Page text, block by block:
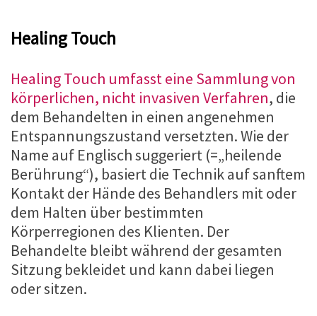
Healing Touch
Healing Touch umfasst eine Sammlung von
körperlichen, nicht invasiven Verfahren, die
dem Behandelten in einen angenehmen
Entspannungszustand versetzten. Wie der
Name auf Englisch suggeriert (=„heilende
Berührung“), basiert die Technik auf sanftem
Kontakt der Hände des Behandlers mit oder
dem Halten über bestimmten
Körperregionen des Klienten. Der
Behandelte bleibt während der gesamten
Sitzung bekleidet und kann dabei liegen
oder sitzen.